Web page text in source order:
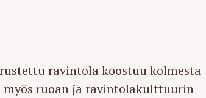
ravintola koostuu kolmesta
myös ruoan ja ravintolakulttuurin